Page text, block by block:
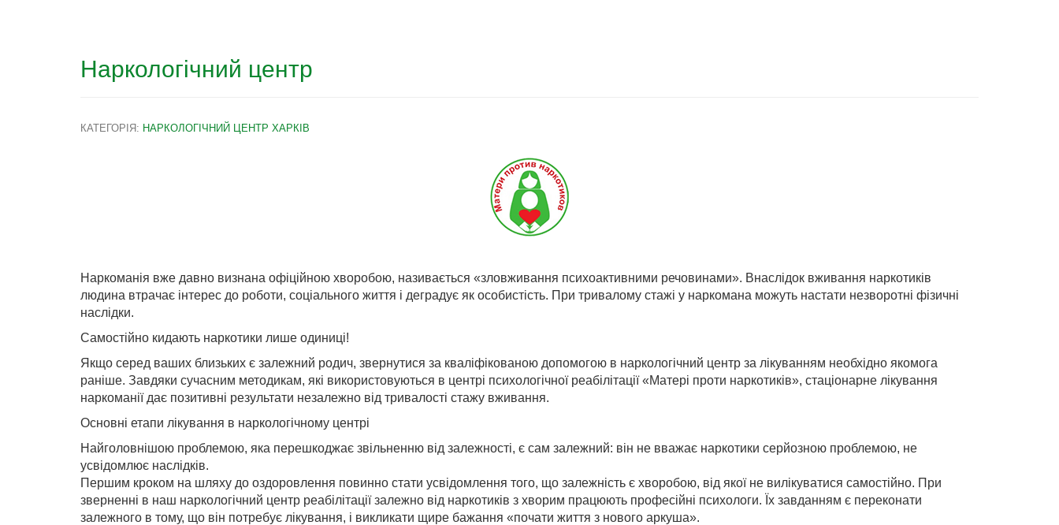
Наркологічний центр
КАТЕГОРІЯ: НАРКОЛОГІЧНИЙ ЦЕНТР ХАРКІВ
Наркоманія вже давно визнана офіційною хворобою, називається «зловживання психоактивними речовинами». Внаслідок вживання наркотиків
людина втрачає інтерес до роботи, соціального життя і деградує як особистість. При тривалому стажі у наркомана можуть настати незворотні фізичні
наслідки.
Самостійно кидають наркотики лише одиниці!
Якщо серед ваших близьких є залежний родич, звернутися за кваліфікованою допомогою в наркологічний центр за лікуванням необхідно якомога
раніше. Завдяки сучасним методикам, які використовуються в центрі психологічної реабілітації «Матері проти наркотиків», стаціонарне лікування
наркоманії дає позитивні результати незалежно від тривалості стажу вживання.
Основні етапи лікування в наркологічному центрі
Найголовнішою проблемою, яка перешкоджає звільненню від залежності, є сам залежний: він не вважає наркотики серйозною проблемою, не
усвідомлює наслідків.
Першим кроком на шляху до оздоровлення повинно стати усвідомлення того, що залежність є хворобою, від якої не вилікуватися самостійно. При
зверненні в наш наркологічний центр реабілітації залежно від наркотиків з хворим працюють професійні психологи. Їх завданням є переконати
залежного в тому, що він потребує лікування, і викликати щире бажання «почати життя з нового аркуша».